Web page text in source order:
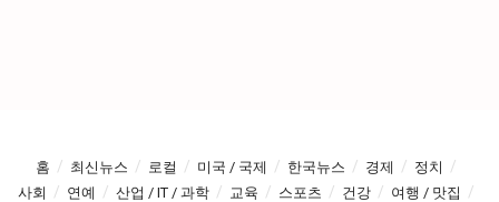
홈 최신뉴스 로컬 미국 / 국제 한국뉴스 경제
정치
사회
연예 산업 / IT / 과학 교육 스포츠 건강
여행 / 맛집